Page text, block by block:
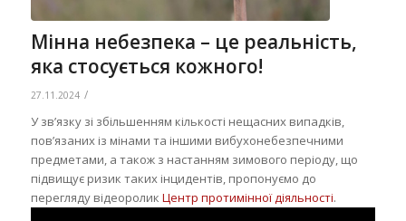
Мінна небезпека – це реальність,
яка стосується кожного!
27.11.2024 /
У зв’язку зі збільшенням кількості нещасних випадків,
пов’язаних із мінами та іншими вибухонебезпечними
предметами, а також з настанням зимового періоду, що
підвищує ризик таких інцидентів, пропонуємо до
перегляду відеоролик Центр протимінної діяльності.